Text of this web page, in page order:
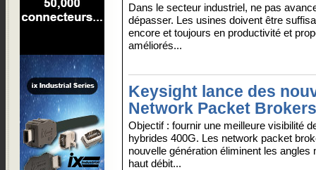
Dans le secteur industriel, ne pas
dépasser. Les usines doivent être
encore et toujours en productivité et
améliorés...
Keysight lance des
Network Packet Brokers
Objectif : fournir une meilleure visibilité
hybrides 400G. Les network packet
nouvelle génération éliminent les
haut débit...